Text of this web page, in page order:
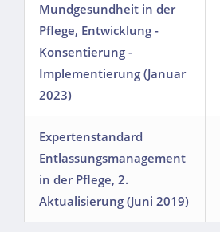
Mundgesundheit in der
Pflege, Entwicklung -
Konsentierung -
Implementierung (Januar
2023)
Expertenstandard
Entlassungsmanagement
in der Pflege, 2.
Aktualisierung (Juni 2019)